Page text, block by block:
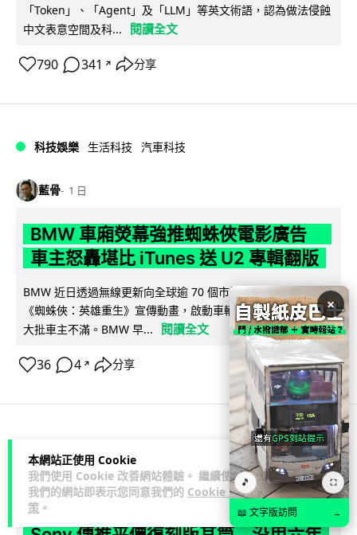
本網站正使用 Cookie
我們使用 Cookie 改善網站體驗。 繼續使用
我們的網站即表示您同意我們的 Cookie 政
策 。
「Token」、「Agent」及「LLM」等英文術語，認為做法侵蝕
中文表意空間及科...
閱讀全文
790 341 ↗ 分享
科技娛樂 生活科技 汽車科技
藍骨 1 日
BMW 車廂熒幕強推蜘蛛俠電影廣告
車主怒轟堪比 iTunes 送 U2 專輯翻版
BMW 近日透過無線更新向全球逾 70 個市場車輛中控熒幕推送
《蜘蛛俠：英雄重生》宣傳動畫，啟動車輛即彈出通知，觸發
大批車主不滿。BMW 早...
閱讀全文
36 4 ↗ 分享
藍骨 1 日
×
🎵 ⛶
📖 文字版訪問 →